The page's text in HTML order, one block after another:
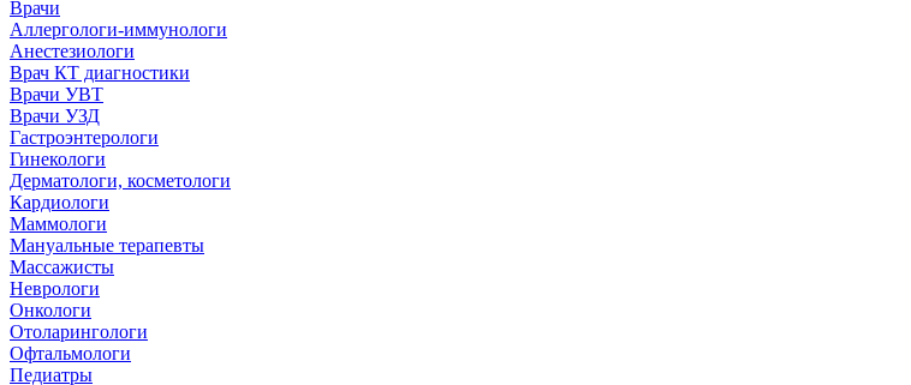
Врачи
Аллергологи-иммунологи
Анестезиологи
Врач КТ диагностики
Врачи УВТ
Врачи УЗД
Гастроэнтерологи
Гинекологи
Дерматологи, косметологи
Кардиологи
Маммологи
Мануальные терапевты
Массажисты
Неврологи
Онкологи
Отоларингологи
Офтальмологи
Педиатры